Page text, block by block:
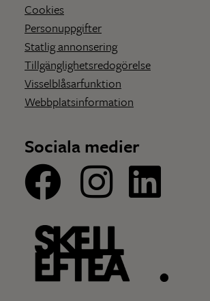
Cookies
Personuppgifter
Statlig annonsering
Tillgänglighetsredogörelse
Visselblåsarfunktion
Webbplatsinformation
Sociala medier